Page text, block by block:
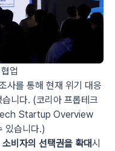
업
사를 통해 현재 위기 대응
니다. (코리아 프롭테크
Startup Overview
있습니다.)
소비자의 선택권을 확대시